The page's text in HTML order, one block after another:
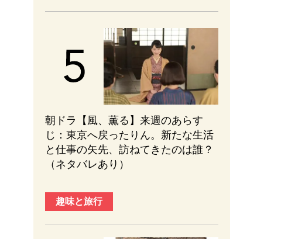
朝ドラ【風、薫る】来週のあらす
じ：東京へ戻ったりん。新たな生活
と仕事の矢先、訪ねてきたのは誰？
（ネタバレあり）
趣味と旅行